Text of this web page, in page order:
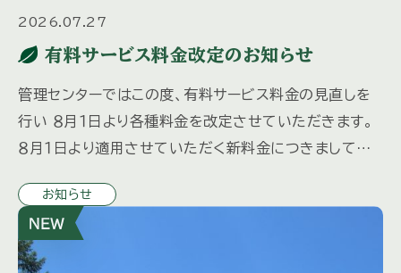
2026.07.27
有料サービス料金改定のお知らせ
管理センターではこの度、有料サービス料金の見直しを
行い ８月１日より各種料金を改定させていただきます。
８月１日より適用させていただく新料金につきましては、
号」に同封さ […]
お知らせ